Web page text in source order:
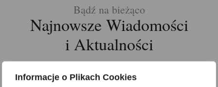
Informacje o Plikach Cookies
Bądź na bieżąco
Najnowsze Wiadomości
i Aktualności